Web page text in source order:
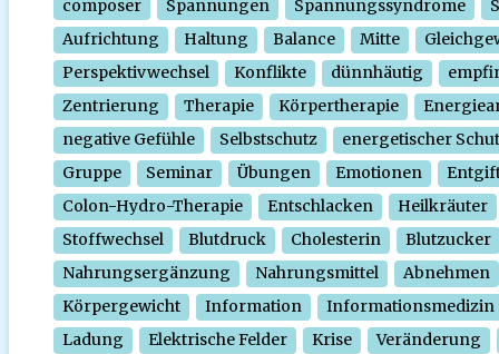
composer Spannungen Spannungssyndrome
Aufrichtung
Haltung Balance Mitte
Perspektivwechsel
Konflikte dünnhäutig
Zentrierung
Therapie Körpertherapie
negative Gefühle
Selbstschutz
energetischer
Gruppe
Seminar Übungen Emotionen
Colon-Hydro-Therapie
Entschlacken
Heilkräuter
Stoffwechsel
Blutdruck Cholesterin
Blutzucker
Nahrungsergänzung
Nahrungsmittel
Abnehmen
Körpergewicht
Information
Informationsmedizin
Ladung
Elektrische Felder Krise
Veränderung